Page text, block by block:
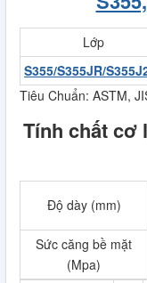
Lớp
S355/S355JR/
Tiêu Chuẩn: ASTM,
Tính chất cơ
Độ dày (mm)
Sức căng bề mặt
(Mpa)